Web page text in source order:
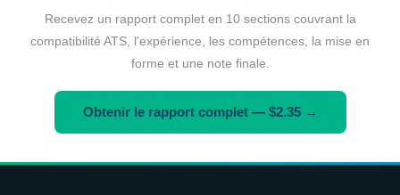
Recevez un rapport complet en 10 sections couvrant la
compatibilité ATS, l'expérience, les compétences, la mise en
forme et une note finale.
Obtenir le rapport complet — $2.35 →